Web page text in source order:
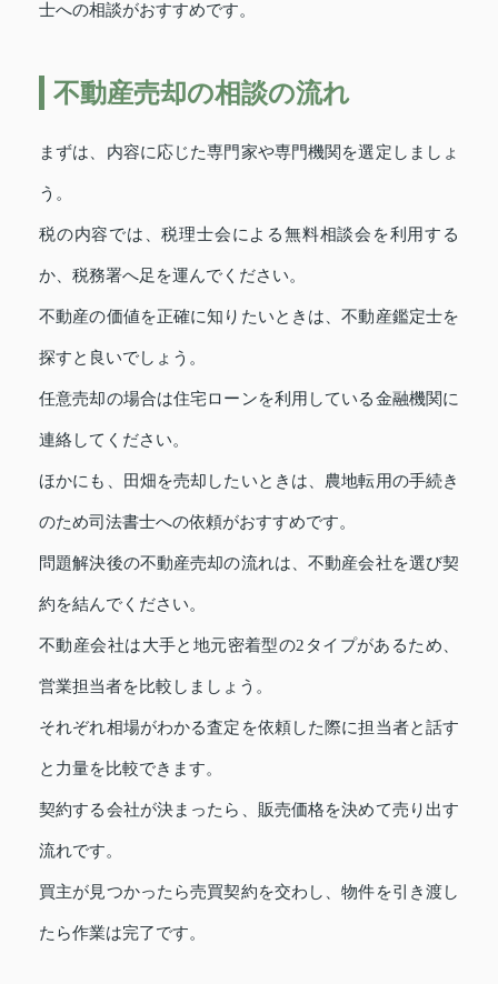
士への相談がおすすめです。
不動産売却の相談の流れ
まずは、内容に応じた専門家や専門機関を選定しましょ
う。
税の内容では、税理士会による無料相談会を利用する
か、税務署へ足を運んでください。
不動産の価値を正確に知りたいときは、不動産鑑定士を
探すと良いでしょう。
任意売却の場合は住宅ローンを利用している金融機関に
連絡してください。
ほかにも、田畑を売却したいときは、農地転用の手続き
のため司法書士への依頼がおすすめです。
問題解決後の不動産売却の流れは、不動産会社を選び契
約を結んでください。
不動産会社は大手と地元密着型の2タイプがあるため、
営業担当者を比較しましょう。
それぞれ相場がわかる査定を依頼した際に担当者と話す
と力量を比較できます。
契約する会社が決まったら、販売価格を決めて売り出す
流れです。
買主が見つかったら売買契約を交わし、物件を引き渡し
たら作業は完了です。